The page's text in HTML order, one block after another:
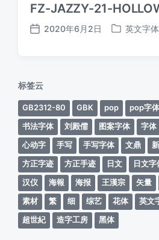
FZ-JAZZY-21-
发
2020年6月2日
发
英文字体
标签云
GB2312-80 GBK pop pop字体
书法字体
刘殿儒 图案字体 字体
心动字
手写 手写字体 文鼎
方正字迹
方正手迹 日文 日文字
汉仪
海報 海报 王漢宗 矢量
素材
繁 细 综艺 花体 英文
超世紀
造字工房 黑体